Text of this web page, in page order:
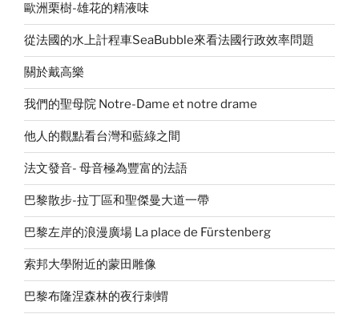
歐洲栗樹-雄花的精液味
從法國的水上計程車SeaBubble來看法國行政效率問題
關於戴高樂
我們的聖母院 Notre-Dame et notre drame
他人的觀點看台灣和藍綠之間
法文發音- 母音極為豐富的法語
巴黎散步-拉丁區和聖傑曼大道一帶
巴黎左岸的浪漫廣場 La place de Fürstenberg
索邦大學附近的蒙田雕像
巴黎布隆涅森林的夜行刺蝟